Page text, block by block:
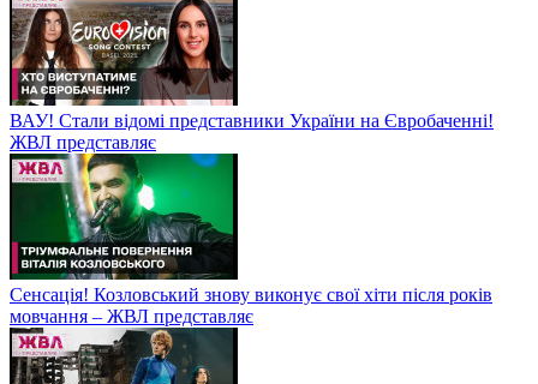
ВАУ! Стали відомі представники України на Євробаченні!
ЖВЛ представляє
Сенсація! Козловський знову виконує свої хіти після років
мовчання – ЖВЛ представляє